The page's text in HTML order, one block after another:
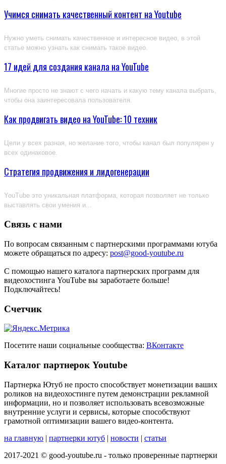
Учимся снимать качественный контент на Youtube
Нужно уметь снимать качественное и интересное видео, в этой
статье можно узнать как снимать такое видео.
17 идей для создания канала на YouTube
Многие просто не знают с чего начать и какую тему канала выбрать,
чтобы она заинтересовала пользователя.
Как продвигать видео на YouTube: 10 техник
Цели у всех разная, но желание того, чтобы канал был популярен у
всех одинаковое.
Стратегия продвижения и лидогенерации
YouTube это уникальная платформа, которая позволяет не только
выставлять свои умения и...
Связь с нами
По вопросам связанным с партнерскими программами ютуба
можете обращаться по адресу: post@good-youtube.ru
С помощью нашего каталога партнерских программ для
видеохостинга YouTube вы заработаете больше!
Подключайтесь!
Счетчик
Посетите наши социальные сообщества: ВКонтакте
Каталог партнерок Youtube
Партнерка Ютуб не просто способствует монетизации ваших
роликов на видеохостинге путем демонстрации рекламной
информации, но и позволяет использовать всевозможные
внутренние услуги и сервисы, которые способствуют
грамотной оптимизации вашего видео-контента.
на главную | партнерки ютуб | новости | статьи
2017-2021 © good-youtube.ru - только проверенные партнерки